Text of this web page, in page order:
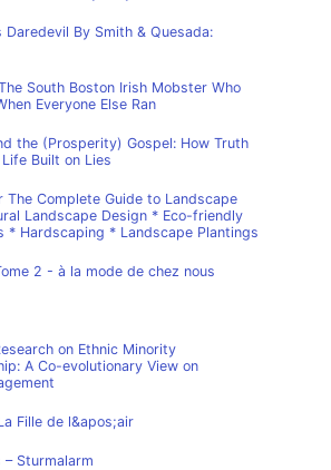
Daredevil By Smith & Quesada:
South Boston Irish Mobster Who
Everyone Else Ran
the (Prosperity) Gospel: How Truth
Built on Lies
The Complete Guide to Landscape
Landscape Design * Eco-friendly
* Hardscaping * Landscape Plantings
2 - à la mode de chez nous
on Ethnic Minority
A Co-evolutionary View on
Fille de l&apos;air
– Sturmalarm